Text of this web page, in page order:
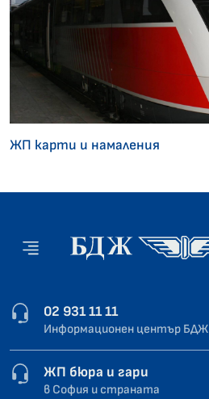
ЖП карти и намаления
02 931 11 11
Информационен център БДЖ
ЖП бюра и гари
в София и страната